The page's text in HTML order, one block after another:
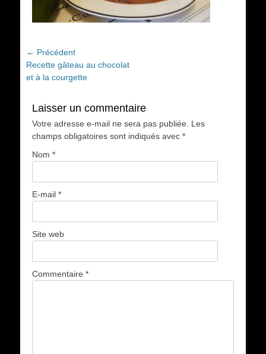
Navigation
de
l’article
← Précédent
Article
précédent :
Recette gâteau au chocolat
et à la courgette
Laisser un commentaire
Votre adresse e-mail ne sera pas publiée.
Les
champs obligatoires sont indiqués avec *
Nom *
E-mail *
Site web
Commentaire *